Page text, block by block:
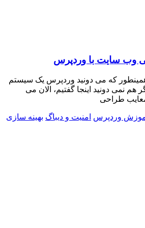
با وردپرس
که می دونید وردپرس یک سیستم
اینجا گفتیم، الان می
امنیت و دیباگ بهینه سازی